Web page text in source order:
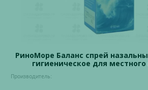
РиноМоре Баланс спрей
гигиеническое для
Производитель: